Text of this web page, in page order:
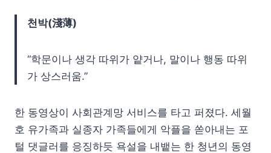
천박(淺薄)
“학문이나 생각 따위가 얕거나, 말이나 행동 따위
가 상스러움.”
한 동영상이 사회관계망 서비스를 타고 퍼졌다. 세월
호 유가족과 실종자 가족들에게 악플을 쏟아내는 포
털 댓글러를 응징하듯 욕설을 내뱉는 한 청년의 동영